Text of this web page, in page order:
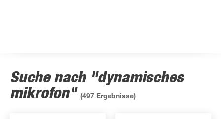
Suche nach "dynamisches
mikrofon" (497 Ergebnisse)